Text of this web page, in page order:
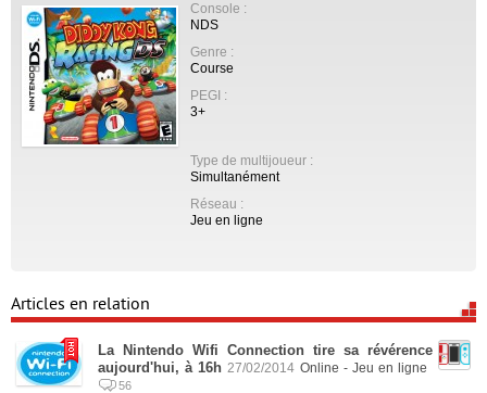
Console :
NDS
Genre :
Course
PEGI :
3+
Type de multijoueur :
Simultanément
Réseau :
Jeu en ligne
Articles en relation
La Nintendo Wifi Connection tire sa révérence
aujourd'hui, à 16h 27/02/2014 Online - Jeu en ligne
56